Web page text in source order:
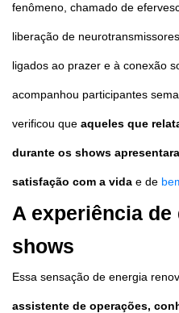
fenômeno, chamado de
liberação de
ligados ao prazer e à conexão
acompanhou participantes
verificou que aqueles que
durante os shows
satisfação com a vida e de
A experiência
shows
Essa sensação de energia
assistente de operações,